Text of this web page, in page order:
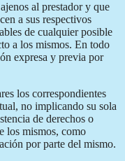
al prestador y que
a sus respectivos
de cualquier posible
a los mismos. En todo
expresa y previa por
los correspondientes
no implicando su sola
de derechos o
los mismos, como
por parte del mismo.